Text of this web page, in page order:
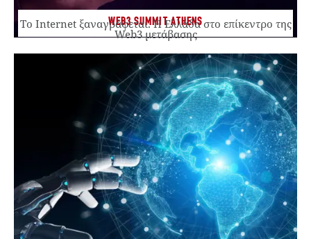
WEB3 SUMMIT ATHENS
Το Internet ξαναγράφεται. Η Ελλάδα στο επίκεντρο της
Web3 μετάβασης